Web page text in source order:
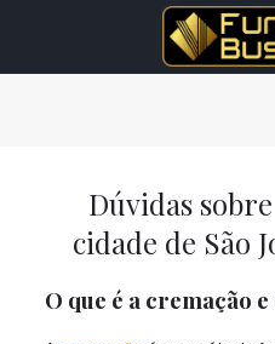
Dúvidas
cidade de São
O que é a cremação